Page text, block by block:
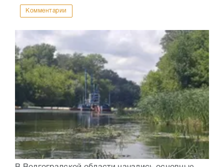
Комментарии